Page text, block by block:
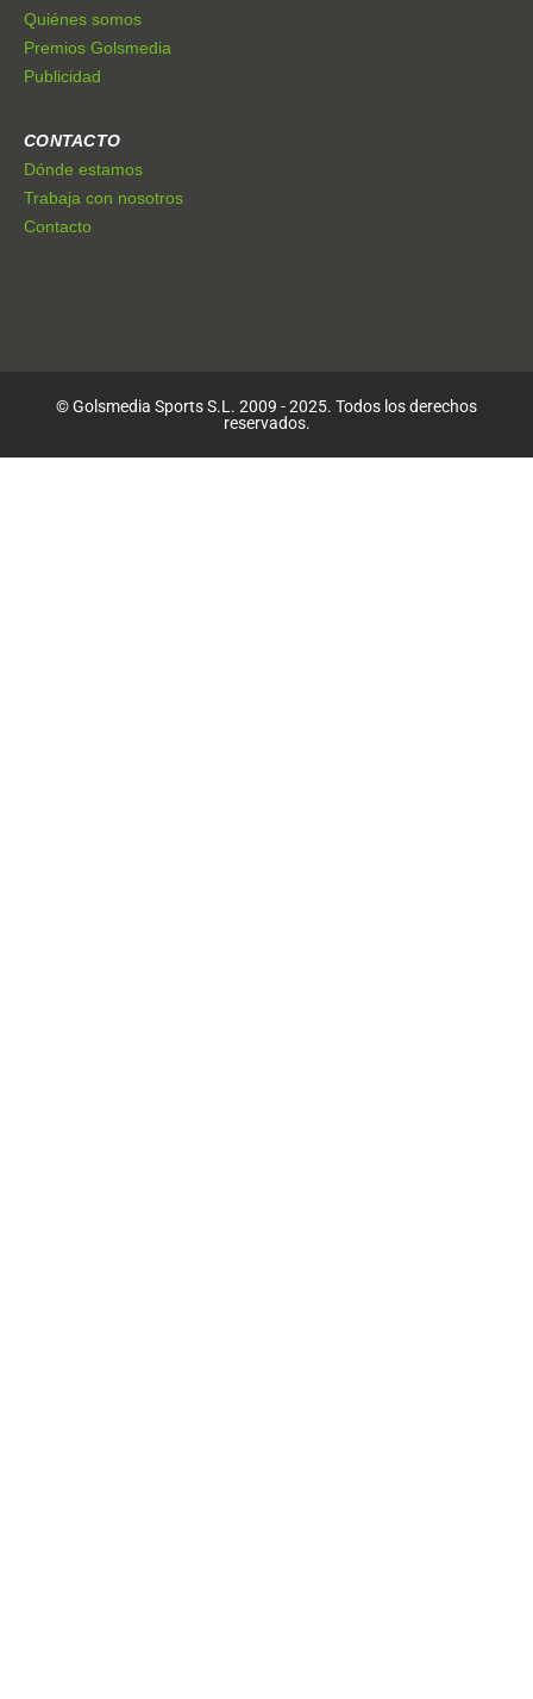
Quiénes somos
Premios Golsmedia
Publicidad
CONTACTO
Dónde estamos
Trabaja con nosotros
Contacto
© Golsmedia Sports S.L. 2009 - 2025. Todos los derechos
reservados.